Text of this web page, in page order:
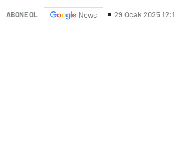
ABONE OL News 29 Ocak 2025